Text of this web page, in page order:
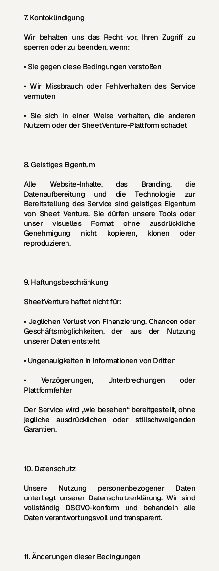
7. Kontokündigung
Wir behalten uns das Recht vor, Ihren Zugriff zu
sperren oder zu beenden, wenn:
• Sie gegen diese Bedingungen verstoßen
• Wir Missbrauch oder Fehlverhalten des Service
vermuten
• Sie sich in einer Weise verhalten, die anderen
Nutzern oder der SheetVenture-Plattform schadet
8. Geistiges Eigentum
Alle Website-Inhalte, das Branding, die
Datenaufbereitung und die Technologie zur
Bereitstellung des Service sind geistiges Eigentum
von Sheet Venture. Sie dürfen unsere Tools oder
unser visuelles Format ohne ausdrückliche
Genehmigung nicht kopieren, klonen oder
reproduzieren.
9. Haftungsbeschränkung
SheetVenture haftet nicht für:
• Jeglichen Verlust von Finanzierung, Chancen oder
Geschäftsmöglichkeiten, der aus der Nutzung
unserer Daten entsteht
• Ungenauigkeiten in Informationen von Dritten
• Verzögerungen, Unterbrechungen oder
Plattformfehler
Der Service wird „wie besehen“ bereitgestellt, ohne
jegliche ausdrücklichen oder stillschweigenden
Garantien.
10. Datenschutz
Unsere Nutzung personenbezogener Daten
unterliegt unserer Datenschutzerklärung. Wir sind
vollständig DSGVO-konform und behandeln alle
Daten verantwortungsvoll und transparent.
11. Änderungen dieser Bedingungen